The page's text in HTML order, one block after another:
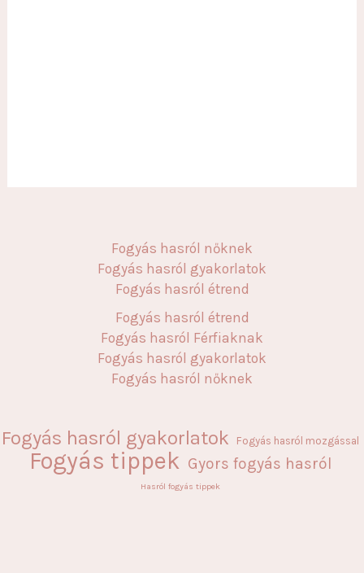
Fogyás hasról nőknek
Fogyás hasról gyakorlatok
Fogyás hasról étrend
Fogyás hasról étrend
Fogyás hasról Férfiaknak
Fogyás hasról gyakorlatok
Fogyás hasról nőknek
Fogyás hasról gyakorlatok Fogyás hasról mozgással
Fogyás tippek Gyors fogyás hasról
Hasról fogyás tippek